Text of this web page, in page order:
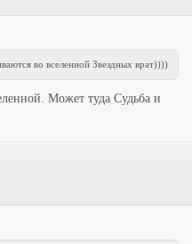
во вселенной Звездных врат))))
Может туда Судьба и